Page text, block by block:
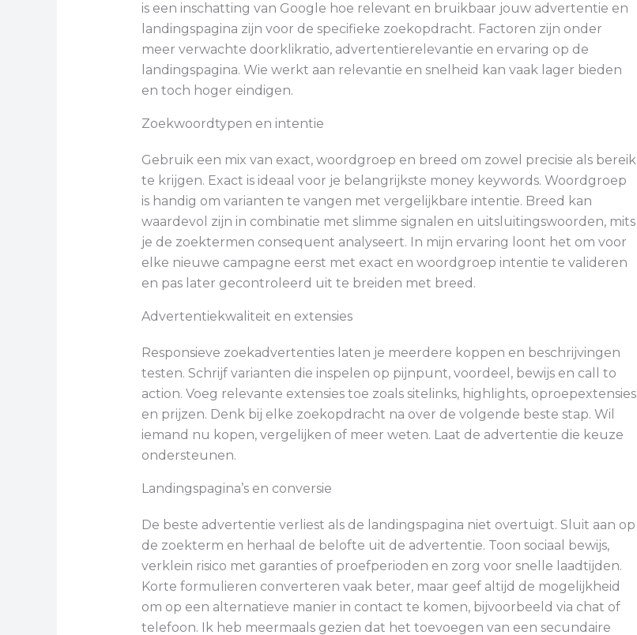
is een inschatting van Google hoe relevant en bruikbaar jouw advertentie en
landingspagina zijn voor de specifieke zoekopdracht. Factoren zijn onder
meer verwachte doorklikratio, advertentierelevantie en ervaring op de
landingspagina. Wie werkt aan relevantie en snelheid kan vaak lager bieden
en toch hoger eindigen.
Zoekwoordtypen en intentie
Gebruik een mix van exact, woordgroep en breed om zowel precisie als bereik
te krijgen. Exact is ideaal voor je belangrijkste money keywords. Woordgroep
is handig om varianten te vangen met vergelijkbare intentie. Breed kan
waardevol zijn in combinatie met slimme signalen en uitsluitingswoorden, mits
je de zoektermen consequent analyseert. In mijn ervaring loont het om voor
elke nieuwe campagne eerst met exact en woordgroep intentie te valideren
en pas later gecontroleerd uit te breiden met breed.
Advertentiekwaliteit en extensies
Responsieve zoekadvertenties laten je meerdere koppen en beschrijvingen
testen. Schrijf varianten die inspelen op pijnpunt, voordeel, bewijs en call to
action. Voeg relevante extensies toe zoals sitelinks, highlights, oproepextensies
en prijzen. Denk bij elke zoekopdracht na over de volgende beste stap. Wil
iemand nu kopen, vergelijken of meer weten. Laat de advertentie die keuze
ondersteunen.
Landingspagina’s en conversie
De beste advertentie verliest als de landingspagina niet overtuigt. Sluit aan op
de zoekterm en herhaal de belofte uit de advertentie. Toon sociaal bewijs,
verklein risico met garanties of proefperioden en zorg voor snelle laadtijden.
Korte formulieren converteren vaak beter, maar geef altijd de mogelijkheid
om op een alternatieve manier in contact te komen, bijvoorbeeld via chat of
telefoon. Ik heb meermaals gezien dat het toevoegen van een secundaire